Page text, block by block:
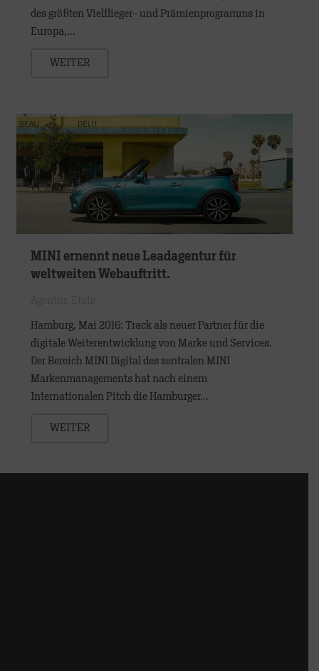
des größten Vielflieger- und Prämienprogramms in
Europa,…
WEITER
MINI ernennt neue Leadagentur für
weltweiten Webauftritt.
Hamburg, Mai 2016: Track als neuer Partner für die
digitale Weiterentwicklung von Marke und Services.
Der Bereich MINI Digital des zentralen MINI
Markenmanagements hat nach einem
Internationalen Pitch die Hamburger…
WEITER